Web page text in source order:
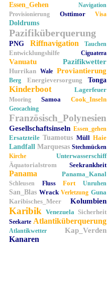
Essen_Gehen
Navigation
Provisionierung
Osttimor Visa
Doldrums
Pazifiküberquerung
PNG Riffnavigation Tauchen
Entwicklungshilfe Ciguatera
Vanuatu Pazifikwetter
Hurrikan Wale Proviantierung
Berg Energieversorgung Tonga
Kinderboot Lagerfeuer
Mooring Samoa Cook_Inseln
Geocaching
Französisch_Polynesien
Gesellschaftsinseln Essen_gehen
Ersatzteile Tuamotus Müll Haie
Landfall Marquesas Stechmücken
Kirche
Unterwasserschiff
Äquatorialstrom
Seekrankheit
Panama Panama_Kanal
Schleusen Fluss Fort Unruhen
San_Blas Wrack Verletzung Guna
Karibisches_Meer
Kolumbien
Karibik Venezuela Sicherheit
Seekarte Atlantiküberquerung
Atlantikwetter Kap_Verden
Kanaren